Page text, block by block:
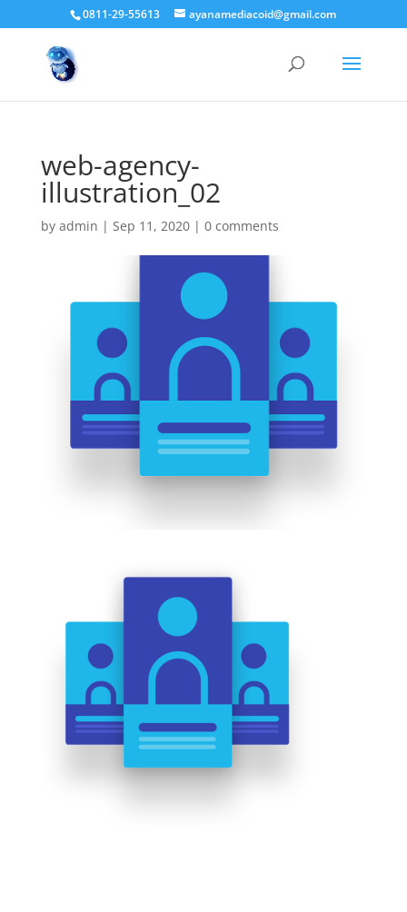
0811-29-55613 ayanamediacoid@gmail.com
web-agency-
illustration_02
by admin | Sep 11, 2020| 0 comments